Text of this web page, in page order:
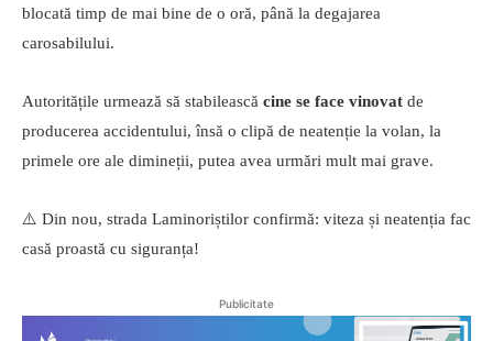
blocată timp de mai bine de o oră, până la degajarea
carosabilului.
Autoritățile urmează să stabilească cine se face vinovat de
producerea accidentului, însă o clipă de neatenție la volan, la
primele ore ale dimineții, putea avea urmări mult mai grave.
⚠️ Din nou, strada Laminoriștilor confirmă: viteza și neatenția fac
casă proastă cu siguranța!
Publicitate